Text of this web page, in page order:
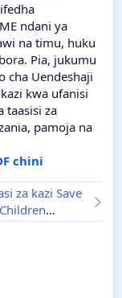
ndani ya
na timu, huku
Pia, jukumu
cha Uendeshaji
kwa ufanisi
taasisi za
pamoja na
chini
za kazi Save
December